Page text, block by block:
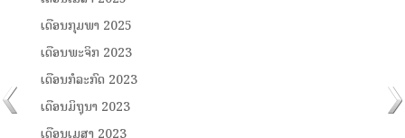
ເດືອນກຸມພາ 2025
ເດືອນພະຈິກ 2023
ເດືອນກໍລະກົດ 2023
ເດືອນມິຖຸນາ 2023
ເດືອນເມສາ 2023